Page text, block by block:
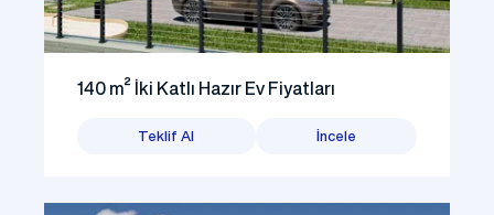
140 m² İki Katlı Hazır Ev Fiyatları
Teklif Al İncele